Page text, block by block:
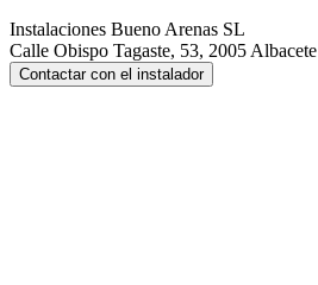
Instalaciones Bueno Arenas SL
Calle Obispo Tagaste, 53, 2005 Albacete
Contactar con el instalador